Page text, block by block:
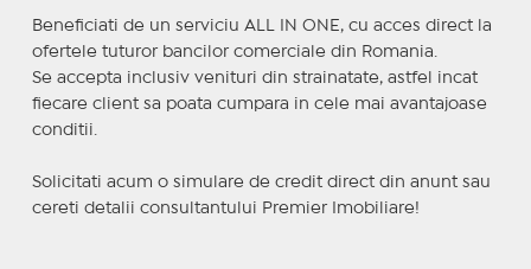
Beneficiati de un serviciu ALL IN ONE, cu acces direct la
ofertele tuturor bancilor comerciale din Romania.
Se accepta inclusiv venituri din strainatate, astfel incat
fiecare client sa poata cumpara in cele mai avantajoase
conditii.
Solicitati acum o simulare de credit direct din anunt sau
cereti detalii consultantului Premier Imobiliare!